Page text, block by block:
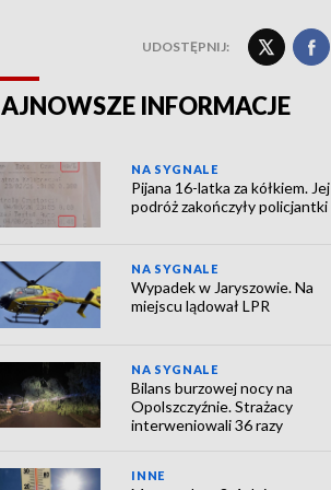
UDOSTĘPNIJ:
INFORMACJE
NA SYGNALE
Pijana 16-latka za kółkiem. Jej
podróż zakończyły policjantki
NA SYGNALE
Wypadek w Jaryszowie. Na
miejscu lądował LPR
NA SYGNALE
Bilans burzowej nocy na
Opolszczyźnie. Strażacy
interweniowali 36 razy
INNE